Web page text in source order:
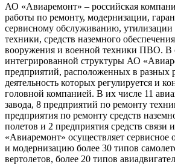
АО «Авиаремонт» – российская
работы по ремонту, модернизации,
сервисному обслуживанию,
техники, средств наземного
вооружения и военной техники ПВО. В
интегрированной структуры АО
предприятий, расположенных в разных
деятельность которых регулируется и
головной компанией. В их числе 11
завода, 8 предприятий по ремонту
предприятия по ремонту средств
полетов и 2 предприятия средств
«Авиаремонт» осуществляет сервисное
и модернизацию более 30 типов
вертолетов, более 20 типов